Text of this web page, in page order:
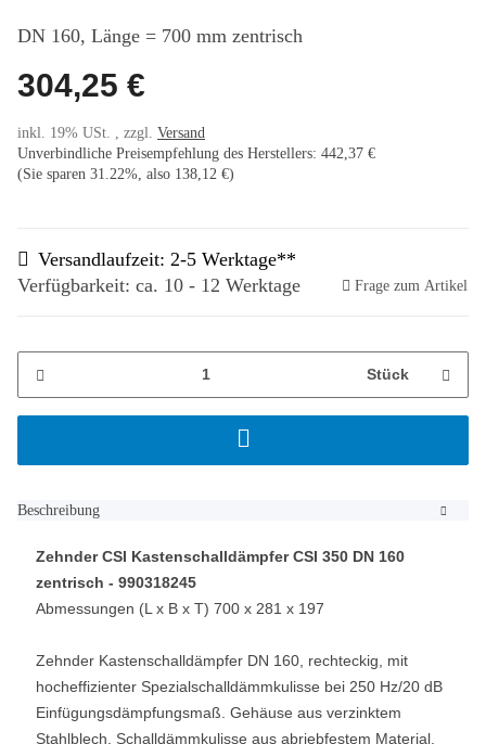
DN 160, Länge = 700 mm zentrisch
304,25 €
inkl. 19% USt. , zzgl. Versand
Unverbindliche Preisempfehlung des Herstellers: 442,37 €
(Sie sparen 31.22% , also 138,12 €)
Versandlaufzeit: 2-5 Werktage**
Verfügbarkeit: ca. 10 - 12 Werktage
Frage zum Artikel
Stück
Beschreibung
Zehnder CSI Kastenschalldämpfer CSI 350 DN 160
zentrisch - 990318245
Abmessungen (L x B x T) 700 x 281 x 197
Zehnder Kastenschalldämpfer DN 160, rechteckig, mit
hocheffizienter Spezialschalldämmkulisse bei 250 Hz/20 dB
Einfügungsdämpfungsmaß. Gehäuse aus verzinktem
Stahlblech, Schalldämmkulisse aus abriebfestem Material.